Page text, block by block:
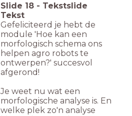
Slide 18 - Tekstslide
Tekst
Gefeliciteerd je hebt de
module 'Hoe kan een
morfologisch schema ons
helpen agro robots te
ontwerpen?' succesvol
afgerond!
Je weet nu wat een
morfologische analyse is. En
welke plek zo'n analyse